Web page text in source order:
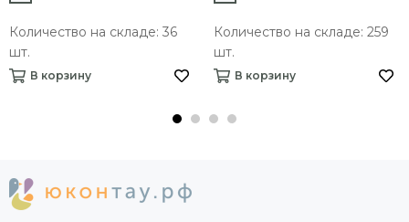
Количество на складе: 36
шт.
В корзину
Количество на складе: 259
шт.
В корзину